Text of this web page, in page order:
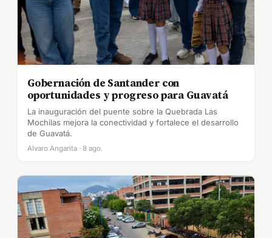
Gobernación de Santander con
oportunidades y progreso para Guavatá
La inauguración del puente sobre la Quebrada Las
Mochilas mejora la conectividad y fortalece el desarrollo
de Guavatá.
Alvaro Angarita · 8 ago.